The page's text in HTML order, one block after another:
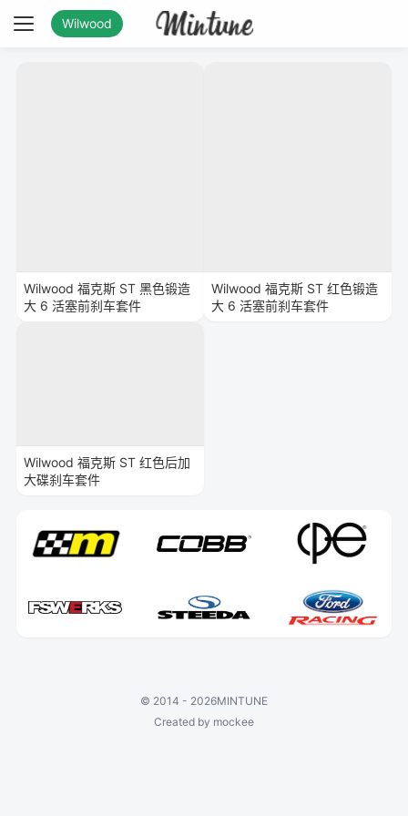
Wilwood
Wilwood 福克斯 ST 黑色锻造
大 6 活塞前刹车套件
Wilwood 福克斯 ST 红色后加
大碟刹车套件
Wilwood 福克斯 ST 红色锻造
大 6 活塞前刹车套件
© 2014 - 2026MINTUNE
Created by mockee